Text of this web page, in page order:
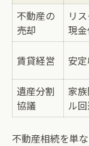
不動産の
売却
リ
現
賃貸経営 安
遺産分割
協議
家
ル
不動産相続を単